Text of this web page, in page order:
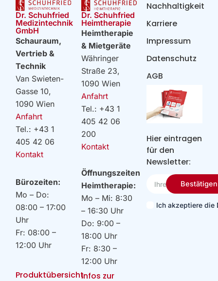
Dr. Schuhfried
Medizintechnik
GmbH
Schauraum,
Vertrieb &
Technik
Van Swieten-
Gasse 10,
1090 Wien
Anfahrt
Tel.: +43 1
405 42 06
Kontakt
Bürozeiten:
Mo – Do:
08:00 – 17:00
Uhr
Fr: 08:00 –
12:00 Uhr
Produktübersicht
Dr. Schuhfried
Heimtherapie
Heimtherapie
& Mietgeräte
Währinger
Straße 23,
1090 Wien
Anfahrt
Tel.: +43 1
405 42 06
200
Kontakt
Öffnungszeiten
Heimtherapie:
Mo – Mi: 8:30
– 16:30 Uhr
Do: 9:00 –
18:00 Uhr
Fr: 8:30 –
12:00 Uhr
Infos zur
Hier eintragen
für den
Newsletter:
Email
Ich akzeptiere die
Bestätigen
Nachhaltigkeit
Karriere
Impressum
Datenschutz
AGB